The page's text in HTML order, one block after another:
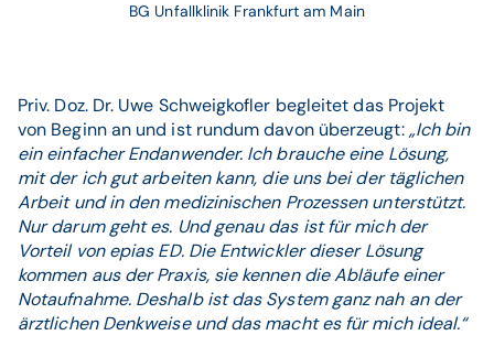
BG Unfallklinik Frankfurt am Main
Priv. Doz. Dr. Uwe Schweigkofler begleitet das Projekt
von Beginn an und ist rundum davon überzeugt:„Ich bin
ein einfacher Endanwender. Ich brauche eine Lösung,
mit der ich gut arbeiten kann, die uns bei der täglichen
Arbeit und in den medizinischen Prozessen unterstützt.
Nur darum geht es. Und genau das ist für mich der
Vorteil von epias ED. Die Entwickler dieser Lösung
kommen aus der Praxis, sie kennen die Abläufe einer
Notaufnahme. Deshalb ist das System ganz nah an der
ärztlichen Denkweise und das macht es für mich ideal.“